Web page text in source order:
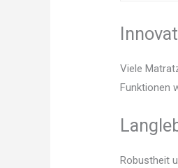
Viele
Funktionen
Robustheit